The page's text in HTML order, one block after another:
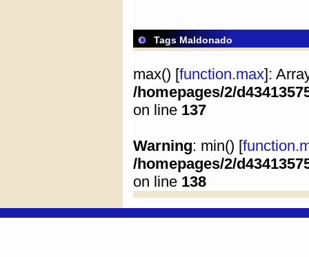
Tags Maldonado
max() [function.max]:
/homepages/2/
on line 137
Warning: min() [
/homepages/2/
on line 138